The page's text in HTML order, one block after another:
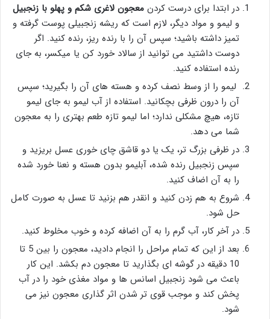
در ابتدا برای درست کردن معجون لاغری شکم و پهلو با زنجبیل
و لیمو و مواد دیگر، لازم است که ریشه زنجبیلی پوست گرفته و
تمیز داشته باشید؛ سپس آن را با رنده ریز، رنده کنید. اگر
دوست داشتید می توانید از سالاد خورد کن یا میکسر، به جای
رنده استفاده کنید.
لیمو را از وسط نصف کرده و هسته های آن را بگیرید؛ سپس
آن را درون ظرفی بچکانید. استفاده از آب لیمو به جای لیمو
تازه، هیچ مشکلی ندارد؛ اما لیمو تازه طعم بهتری را به معجون
شما می دهد.
در ظرفی بزرگ تر، یک یا دو قاشق چای خوری عسل بریزید و
سپس زنجبیل رنده شده، آبلیمو بدون هسته و نعنا خورد شده
را به آن اضاف کنید.
شروع به هم زدن کنید و انقدر هم بزنید تا عسل به صورت کامل
حل شود.
در آخر کار، آب گرم را به آن اضافه کرده و خوب مخلوط کنید.
بعد از این که تمام مراحل را انجام دادید، معجون را بین 5 تا
10 دقیقه در گوشه ای بگذارید تا معجون دم بکشد. این کار
باعث می شود زنجبیل اسانس ها و مواد مغذی خود را در آب
پخش کند و موجب قوی تر شدن اثر گذاری معجون نیز می
شود.